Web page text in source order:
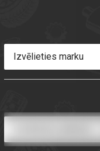
Izvēlieties marku